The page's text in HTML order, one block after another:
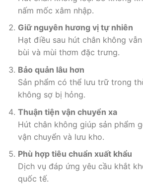
nấm mốc xâm nhập.
Giữ nguyên hương vị tự nhiên
Hạt điều sau hút chân không
bùi và mùi thơm đặc trưng.
Bảo quản lâu hơn
Sản phẩm có thể lưu trữ trong
không sợ bị hỏng.
Thuận tiện vận chuyển xa
Hút chân không giúp sản phẩm
vận chuyển và lưu kho.
Phù hợp tiêu chuẩn xuất khẩu
Dịch vụ đáp ứng yêu cầu khắt
quốc tế.